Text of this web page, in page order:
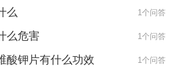
么 1个问答
么危害 1个问答
酸钾片有什么功效 1个问答